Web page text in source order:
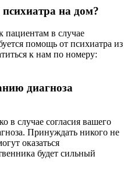
на дом?
в случае
помощь от психиатра из
к нам по номеру:
диагноза
в случае согласия вашего
Принуждать никого не
оказаться
будет сильный